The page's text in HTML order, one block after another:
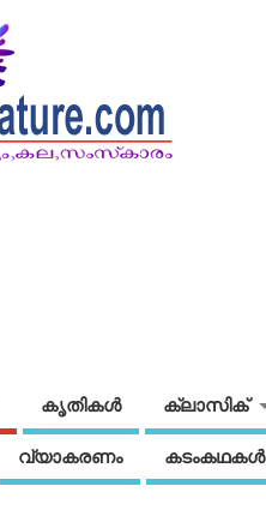
കൃതികൾ ക്ലാസിക്
വ്യാകരണം കടംകഥകള്‍